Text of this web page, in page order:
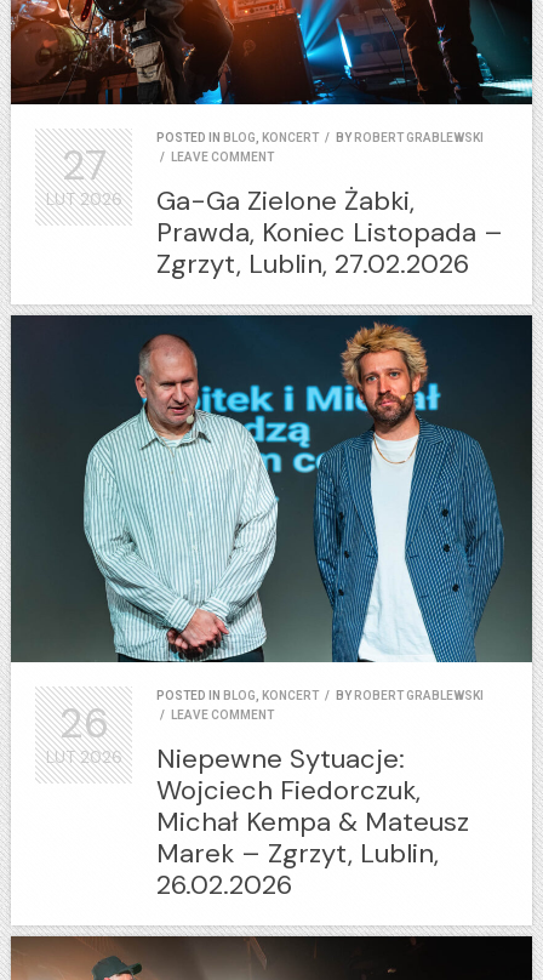
POSTED IN BLOG KONCERT / BY ROBERT GRABLEWSKI
/
LEAVE COMMENT
Ga-Ga Zielone Żabki,
Prawda, Koniec Listopada –
Zgrzyt, Lublin, 27.02.2026
27
LUT2026
POSTED IN BLOG, KONCERT / BY ROBERT GRABLEWSKI
/
LEAVE COMMENT
Niepewne Sytuacje:
Wojciech Fiedorczuk,
Michał Kempa & Mateusz
Marek – Zgrzyt, Lublin,
26.02.2026
26
LUT2026